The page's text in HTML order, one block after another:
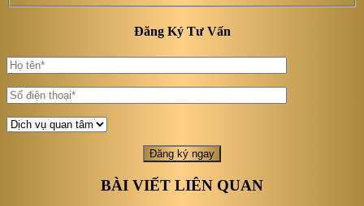
Đăng Ký Tư Vấn
BÀI VIẾT LIÊN QUAN